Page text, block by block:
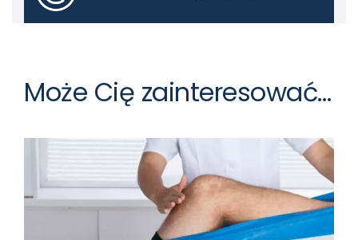
Może Cię zainteresować…